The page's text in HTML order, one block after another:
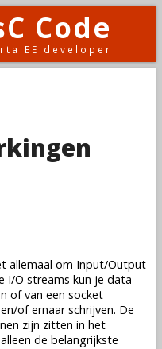
Code
EE developer
allemaal om Input/Output
I/O streams kun je data
of van een socket
of ernaar schrijven. De
zijn zitten in het
de belangrijkste